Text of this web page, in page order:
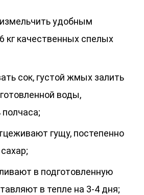
удобным
кг качественных спелых
сок, густой жмых залить
воды,
гущу, постепенно
в подготовленную
в тепле на 3-4 дня;